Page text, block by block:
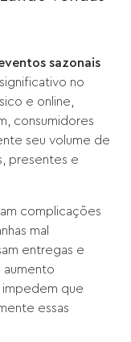
sazonais
no
e online,
consumidores
seu volume de
presentes e
complicações
mal
entregas e
aumento
impedem que
essas